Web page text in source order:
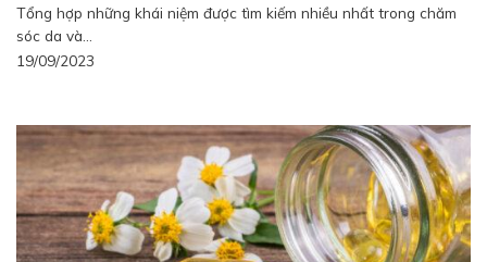
Tổng hợp những khái niệm được tìm kiếm nhiều nhất trong chăm
sóc da và...
19/09/2023